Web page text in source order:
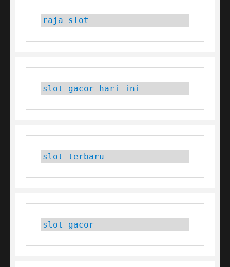
raja slot
slot gacor hari ini
slot terbaru
slot gacor